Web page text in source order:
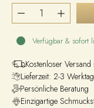
Verfügbar & sofort
Kostenloser
Lieferzeit: 2-3
Persönliche Beratung
Einzigartige